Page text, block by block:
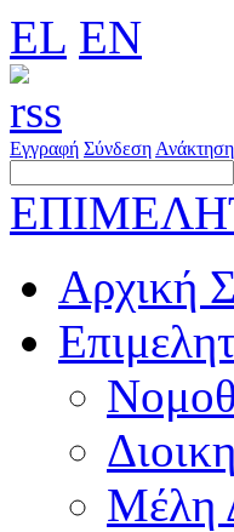
EL EN
Εγγραφή Σύνδεση Ανάκτηση
Αρχική
Μέλη